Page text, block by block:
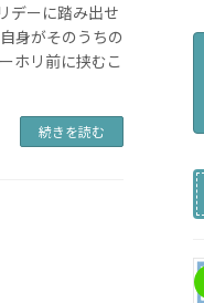
デーに踏み出せ
身がそのうちの
ホリ前に挟むこ
続きを読む